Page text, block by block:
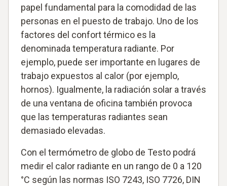
papel fundamental para la comodidad de las
personas en el puesto de trabajo. Uno de los
factores del confort térmico es la
denominada temperatura radiante. Por
ejemplo, puede ser importante en lugares de
trabajo expuestos al calor (por ejemplo,
hornos). Igualmente, la radiación solar a través
de una ventana de oficina también provoca
que las temperaturas radiantes sean
demasiado elevadas.
Con el termómetro de globo de Testo podrá
medir el calor radiante en un rango de 0 a 120
°C según las normas ISO 7243, ISO 7726, DIN